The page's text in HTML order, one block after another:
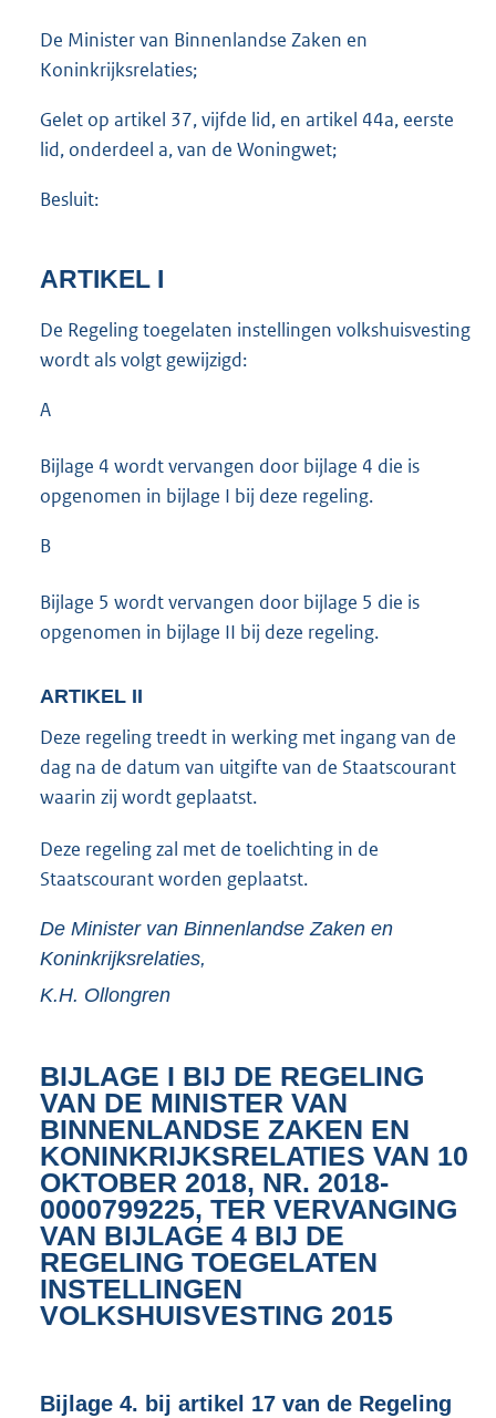
De Minister van Binnenlandse Zaken en
Koninkrijksrelaties;
Gelet op artikel 37, vijfde lid, en artikel 44a, eerste
lid, onderdeel a, van de Woningwet;
Besluit:
ARTIKEL I
De Regeling toegelaten instellingen volkshuisvesting
wordt als volgt gewijzigd:
A
Bijlage 4 wordt vervangen door bijlage 4 die is
opgenomen in bijlage I bij deze regeling.
B
Bijlage 5 wordt vervangen door bijlage 5 die is
opgenomen in bijlage II bij deze regeling.
ARTIKEL II
Deze regeling treedt in werking met ingang van de
dag na de datum van uitgifte van de Staatscourant
waarin zij wordt geplaatst.
Deze regeling zal met de toelichting in de
Staatscourant worden geplaatst.
De Minister van Binnenlandse Zaken en
Koninkrijksrelaties,
K.H. Ollongren
BIJLAGE I BIJ DE REGELING
VAN DE MINISTER VAN
BINNENLANDSE ZAKEN EN
KONINKRIJKSRELATIES VAN 10
OKTOBER 2018, NR. 2018-
0000799225, TER VERVANGING
VAN BIJLAGE 4 BIJ DE
REGELING TOEGELATEN
INSTELLINGEN
VOLKSHUISVESTING 2015
Bijlage 4. bij artikel 17 van de Regeling